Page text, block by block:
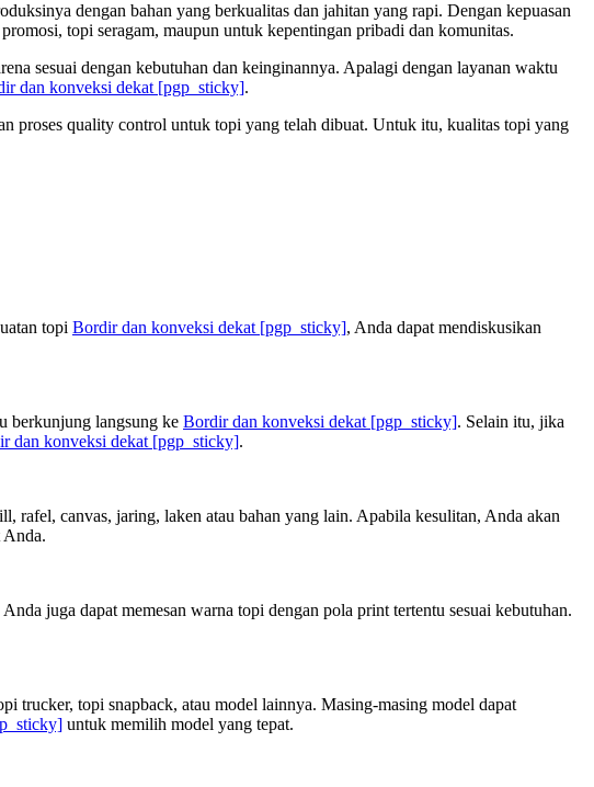
dengan bahan yang berkualitas dan jahitan yang rapi. Dengan kepuasan
topi seragam, maupun untuk kepentingan pribadi dan komunitas.
sesuai dengan kebutuhan dan keinginannya. Apalagi dengan layanan waktu
dan konveksi dekat [pgp_sticky].
proses quality control untuk topi yang telah dibuat. Untuk itu, kualitas topi yang
topi Bordir dan konveksi dekat [pgp_sticky], Anda dapat mendiskusikan
berkunjung langsung ke Bordir dan konveksi dekat [pgp_sticky]. Selain itu, jika
dan konveksi dekat [pgp_sticky].
rafel, canvas, jaring, laken atau bahan yang lain. Apabila kesulitan, Anda akan
Anda.
juga dapat memesan warna topi dengan pola print tertentu sesuai kebutuhan.
trucker, topi snapback, atau model lainnya. Masing-masing model dapat
untuk memilih model yang tepat.